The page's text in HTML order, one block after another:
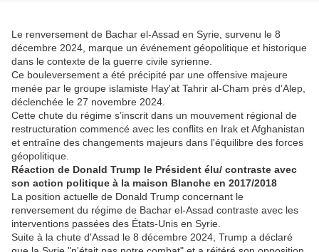
Le renversement de Bachar el-Assad en Syrie, survenu le 8
décembre 2024, marque un événement géopolitique et historique
dans le contexte de la guerre civile syrienne.
Ce bouleversement a été précipité par une offensive majeure
menée par le groupe islamiste Hay'at Tahrir al-Cham près d’Alep,
déclenchée le 27 novembre 2024.
Cette chute du régime s’inscrit dans un mouvement régional de
restructuration commencé avec les conflits en Irak et Afghanistan
et entraîne des changements majeurs dans l'équilibre des forces
géopolitique.
Réaction de Donald Trump le Président élu/ contraste avec
son action politique à la maison Blanche en 2017/2018
La position actuelle de Donald Trump concernant le
renversement du régime de Bachar el-Assad contraste avec les
interventions passées des États-Unis en Syrie.
Suite à la chute d'Assad le 8 décembre 2024, Trump a déclaré